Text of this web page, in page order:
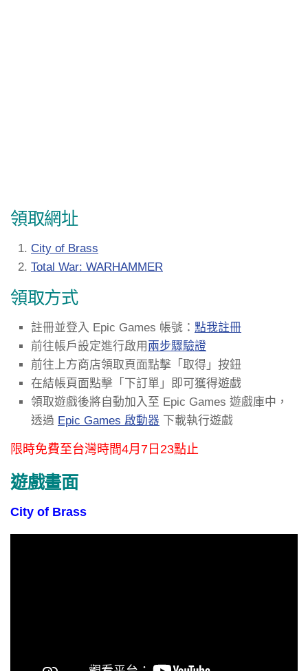
領取網址
City of Brass
Total War: WARHAMMER
領取方式
註冊並登入 Epic Games 帳號： 點我註冊
前往帳戶設定進行啟用 兩步驟驗證
前往上方商店領取頁面點擊「取得」按鈕
在結帳頁面點擊「下訂單」即可獲得遊戲
領取遊戲後將自動加入至 Epic Games 遊戲庫中，
透過 Epic Games 啟動器 下載執行遊戲
限時免費至台灣時間4月7日23點止
遊戲畫面
City of Brass